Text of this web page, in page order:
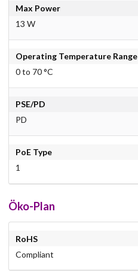
Max Power
13 W
Operating Temperature Range
0 to 70 °C
PSE/PD
PD
PoE Type
1
Öko-Plan
RoHS
Compliant